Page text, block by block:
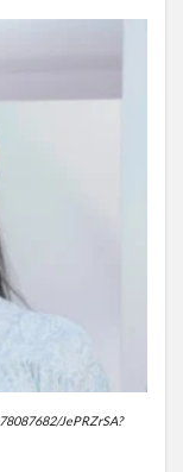
JePRZrSA?